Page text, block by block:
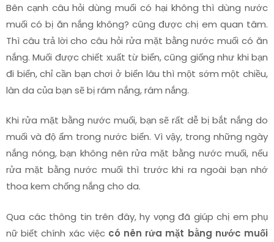
Bên cạnh câu hỏi dùng muối có hại không thì dùng nước
muối có bị ăn nắng không? cũng được chị em quan tâm.
Thì câu trả lời cho câu hỏi rửa mặt bằng nước muối có ăn
nắng. Muối được chiết xuất từ ​​biển, cũng giống như khi bạn
đi biển, chỉ cần bạn chơi ở biển lâu thì một sớm một chiều,
làn da của bạn sẽ bị rám nắng, rám nắng.
Khi rửa mặt bằng nước muối, bạn sẽ rất dễ bị bắt nắng do
muối và độ ẩm trong nước biển. Vì vậy, trong những ngày
nắng nóng, bạn không nên rửa mặt bằng nước muối, nếu
rửa mặt bằng nước muối thì trước khi ra ngoài bạn nhớ
thoa kem chống nắng cho da.
Qua các thông tin trên đây, hy vọng đã giúp chị em phụ
nữ biết chính xác việc có nên rửa mặt bằng nước muối